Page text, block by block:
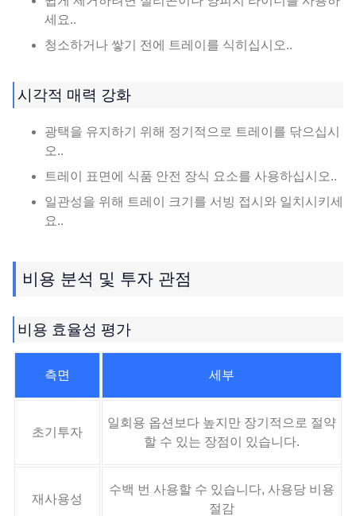
세요..
청소하거나 쌓기 전에 트레이를 식히십시오..
시각적 매력 강화
광택을 유지하기 위해 정기적으로 트레이를 닦으십시
오..
트레이 표면에 식품 안전 장식 요소를 사용하십시오..
일관성을 위해 트레이 크기를 서빙 접시와 일치시키세
요..
비용 분석 및 투자 관점
비용 효율성 평가
측면 세부
초기투자
일회용 옵션보다 높지만 장기적으로 절약
할 수 있는 장점이 있습니다.
재사용성
수백 번 사용할 수 있습니다, 사용당 비용
절감